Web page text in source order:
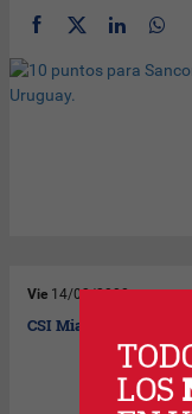
Vie 14/03/2008
CSI Miami a la cabeza.